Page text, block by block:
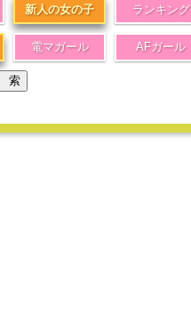
新人の女の子 ランキング
電マガール AFガール